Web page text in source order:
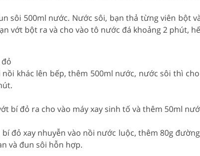
sôi 500ml nước. Nước sôi, bạn thả từng viên bột
vớt bột ra và cho vào tô nước đá khoảng 2 phút,
nồi khác lên bếp, thêm 500ml nước, nước sôi thì
bí đỏ ra cho vào máy xay sinh tố và thêm 50ml
bí đỏ xay nhuyễn vào nồi nước luộc, thêm 80g
và đun sôi hỗn hợp.